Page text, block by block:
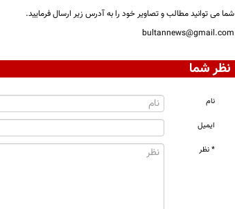
شما می توانید مطالب و تصاویر خود را به آدرس زیر ارسال فرمایید.
bultannews@gmail.com
نظر شما
نام
ایمیل
* نظر